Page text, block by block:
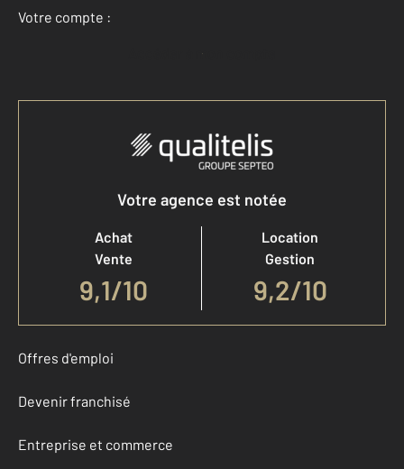
Votre compte :
Accéder à mon compte
Votre agence est notée
Achat
Vente
9,1/10
Location
Gestion
9,2/10
Offres d'emploi
Devenir franchisé
Entreprise et commerce